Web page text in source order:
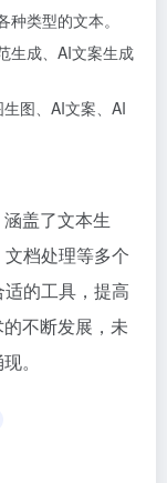
类型的文本。
生成、AI文案生成
图、AI文案、AI
盖了文本生
档处理等多个
的工具，提高
不断发展，未
。